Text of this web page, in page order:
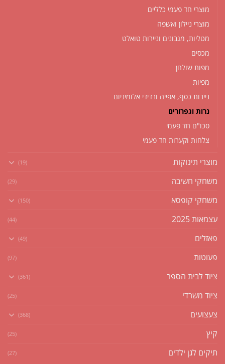
מוצרי חד פעמי כלליים
מוצרי ניילון ואשפה
מטליות, מגבונים וניירות טואלט
מכסים
מפות שולחן
מפיות
ניירות כסף, אפייה ורדידי אלומיניום
נרות וגפרורים
סכו"ם חד פעמי
צלחות וקערות חד פעמי
מוצרי תינוקות (19)
משחקי חשיבה (29)
משחקי קופסא (150)
עצמאות 2025 (44)
פאזלים (49)
פעוטות (97)
ציוד לבית הספר (361)
ציוד משרדי (25)
צעצועים (368)
קיץ (25)
תיקים לגן ילדים (27)